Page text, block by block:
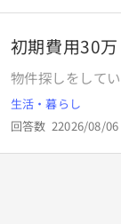
トブロックや砂
予定のサイクル
50kg程度しかありません。 この
な暴風の際でも
初期費用30
物件探しをして
うけど、家賃が
んど変わらない
万ほど違ったん
20万の所の方が
生活・暮らし
回答数 22026/08/06